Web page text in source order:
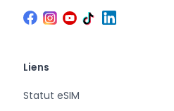
Liens
Statut eSIM